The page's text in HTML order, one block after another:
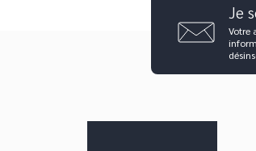
Je
Votre